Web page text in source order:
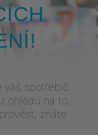
váš spotřebič
ohledu na to,
znáte